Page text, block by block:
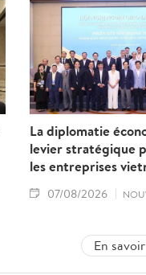
La diplomatie
levier stratégique
les entreprises
07/08/2026
En